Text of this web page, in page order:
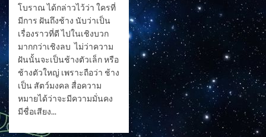
โบราณ ได้กล่าวไว้ว่า ใครที่
มีการ ฝันถึงช้าง นับว่าเป็น
เรื่องราวที่ดี ไปในเชิงบวก
มากกว่าเชิงลบ ไม่ว่าความ
ฝันนั้นจะเป็นช้างตัวเล็ก หรือ
ช้างตัวใหญ่ เพราะถือว่า ช้าง
เป็น สัตว์มงคล สื่อความ
หมายได้ว่าจะมีความมั่นคง
มีชื่อเสียง...